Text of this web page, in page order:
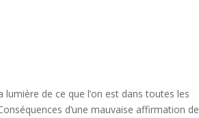
lumière de ce que l’on est dans toutes les
d’une mauvaise affirmation de